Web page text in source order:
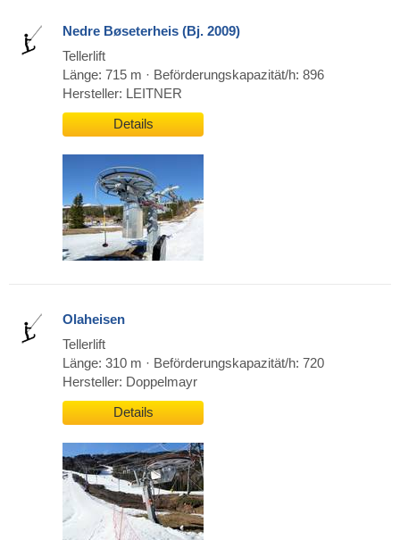
Nedre Bøseterheis (Bj. 2009)
Tellerlift
Länge: 715 m · Beförderungskapazität/h: 896
Hersteller: LEITNER
Details
Olaheisen
Tellerlift
Länge: 310 m · Beförderungskapazität/h: 720
Hersteller: Doppelmayr
Details